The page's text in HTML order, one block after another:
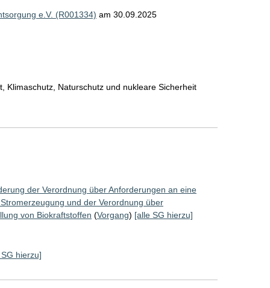
e.V. (R001334) am 30.09.2025
Klimaschutz, Naturschutz und nukleare Sicherheit
der Verordnung über Anforderungen an eine
und der Verordnung über
von Biokraftstoffen (Vorgang) [alle SG hierzu]
hierzu]